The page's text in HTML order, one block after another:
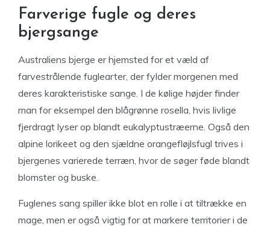
Farverige fugle og deres
bjergsange
Australiens bjerge er hjemsted for et væld af
farvestrålende fuglearter, der fylder morgenen med
deres karakteristiske sange. I de kølige højder finder
man for eksempel den blågrønne rosella, hvis livlige
fjerdragt lyser op blandt eukalyptustræerne. Også den
alpine lorikeet og den sjældne orangefløjlsfugl trives i
bjergenes varierede terræn, hvor de søger føde blandt
blomster og buske.
Fuglenes sang spiller ikke blot en rolle i at tiltrække en
mage, men er også vigtig for at markere territorier i de